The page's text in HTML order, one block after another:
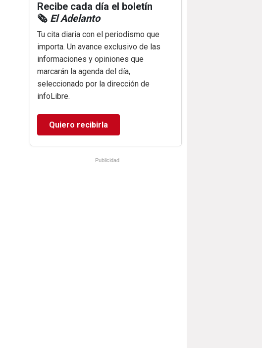
Recibe cada día el boletín
🗞️ El Adelanto
Tu cita diaria con el periodismo que
importa. Un avance exclusivo de las
informaciones y opiniones que
marcarán la agenda del día,
seleccionado por la dirección de
infoLibre.
Quiero recibirla
Publicidad